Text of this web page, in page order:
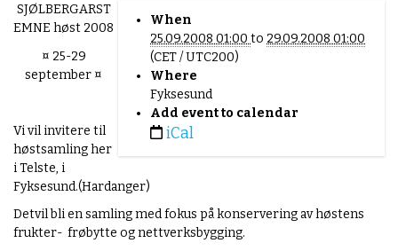
h
t
w
w
w
.
b
When
25.09.2008 01:00 to 29.09.2008 01:00
(CET / UTC200)
Where
Fyksesund
Add event to calendar
iCal
SJØLBERGARST
EMNE høst 2008
¤ 25-29
september ¤
Vi vil invitere til
høstsamling her
i Telste, i
Fyksesund.(Hardanger)
Detvil bli en samling med fokus på konservering av høstens
frukter- frøbytte og nettverksbygging.